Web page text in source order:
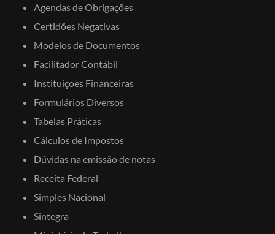
Agendas de Obrigações
Certidões Negativas
Modelos de Documentos
Facilitador Contábil
Instituiçoes Financeiras
Formulários Diversos
Tabelas Práticas
Cálculos de Impostos
Dúvidas na emissão de notas
Receita Federal
Simples Nacional
Sintegra